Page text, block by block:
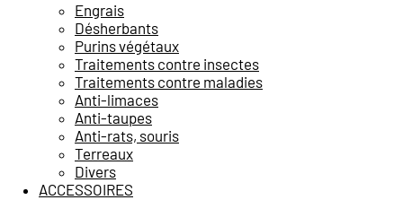
Engrais
Désherbants
Purins végétaux
Traitements contre insectes
Traitements contre maladies
Anti-limaces
Anti-taupes
Anti-rats, souris
Terreaux
Divers
ACCESSOIRES